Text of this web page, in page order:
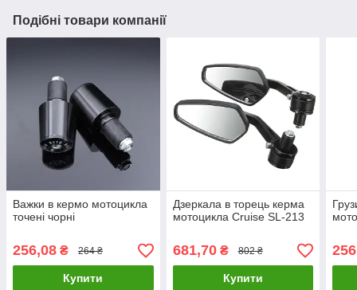
Подібні товари компанії
Важки в кермо мотоцикла
точені чорні
256,08 ₴ 264 ₴
Купити
Дзеркала в торець керма
мотоцикла Cruise SL-213
681,70₴ 802 ₴
Купити